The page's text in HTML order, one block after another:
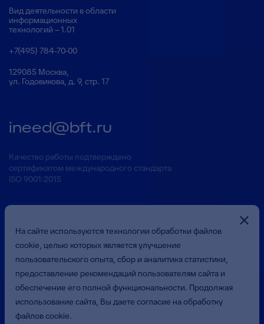
Вид деятельности в области
информационных
технологий – 1.01
+7(495) 784-70-00
129085 Москва,
ул. Годовикова, д. 9, стр. 17
ineed@bft.ru
Качество работы подтверждено
сертификатом международного стандарта
ISO 9001:2015
Презентация о Компании
На сайте используются технологии обработки файлов
cookie, целью которых является улучшение
пользовательского опыта, сбор и аналитика статистики,
предоставление рекомендаций пользователям сайта и
обеспечение его полной функциональности. Продолжая
использование сайта, Вы даете согласие на обработку
файлов cookie.